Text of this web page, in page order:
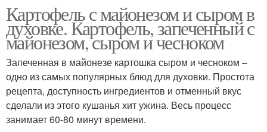
Картофель с майонезом и сыром в
духовке. Картофель, запеченный с
майонезом, сыром и чесноком
Запеченная в майонезе картошка сыром и чесноком –
одно из самых популярных блюд для духовки. Простота
рецепта, доступность ингредиентов и отменный вкус
сделали из этого кушанья хит ужина. Весь процесс
занимает 60-80 минут времени.